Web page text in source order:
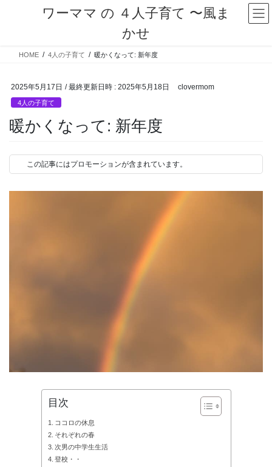
ワーママ の ４人子育て 〜風ま
かせ
HOME 4人の子育て 暖かくなって: 新年度
2025年5月17日 / 最終更新日時 : 2025年5月18日 clovermom
4人の子育て
暖かくなって: 新年度
この記事にはプロモーションが含まれています。
目次
ココロの休息
それぞれの春
次男の中学生生活
登校・・